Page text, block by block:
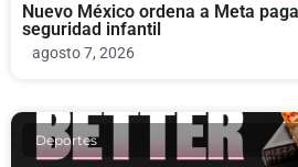
Nuevo México ordena a Meta
seguridad infantil
agosto 7, 2026
Deportes